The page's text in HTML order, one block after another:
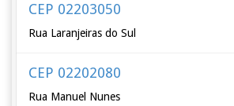
CEP 02203050
Rua Laranjeiras do Sul
CEP 02202080
Rua Manuel Nunes